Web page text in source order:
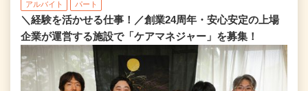
アルバイト パート
＼経験を活かせる仕事！／創業24周年・安心安定の上場
企業が運営する施設で「ケアマネジャー」を募集！